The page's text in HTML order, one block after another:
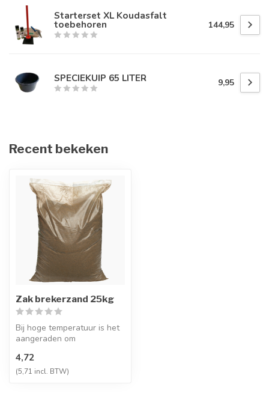
Starterset XL Koudasfalt
toebehoren 144,95
SPECIEKUIP 65 LITER 9,95
Recent bekeken
Zak brekerzand 25kg
Bij hoge temperatuur is het
aangeraden om
brekerzand ...
4,72
(5,71 incl. BTW)